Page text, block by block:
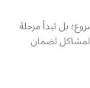
بل تبدأ مرحلة
لضمان